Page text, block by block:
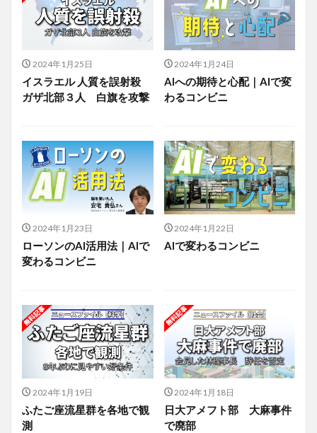
2024年1月25日
イスラエル 人質を誤射殺
ガザ北部３人 白旗を攻撃
2024年1月24日
AIへの期待と心配｜AIで変
わるコンビニ
2024年1月23日
ローソンのAI活用法｜AIで
変わるコンビニ
2024年1月22日
AIで変わるコンビニ
2024年1月19日
ふたご座流星群を各地で観
測
2024年1月18日
日大アメフト部 大麻事件
で廃部